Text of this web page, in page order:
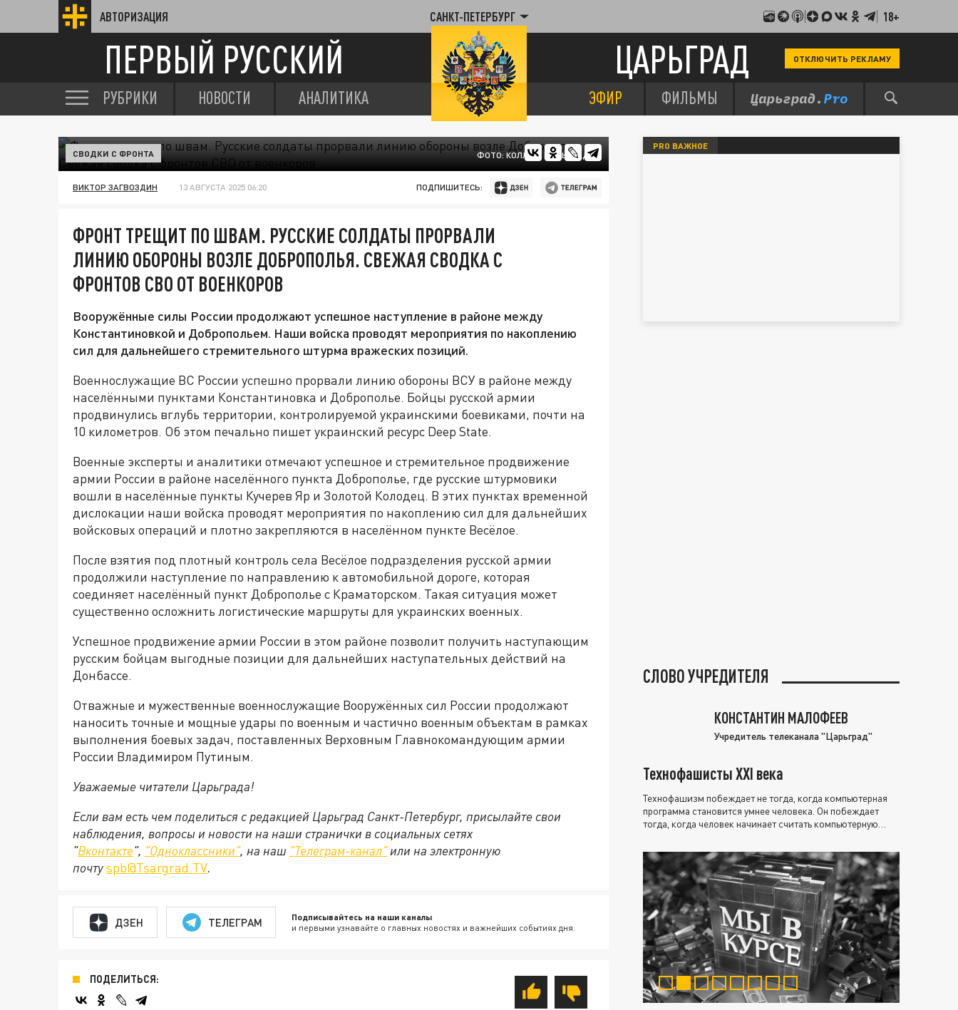
АВТОРИЗАЦИЯ САНКТ-ПЕТЕРБУРГ 18+
ПЕРВЫЙ РУССКИЙ ЦАРЬГРАД ОТКЛЮЧИТЬ РЕКЛАМУ
РУБРИКИ НОВОСТИ АНАЛИТИКА ЭФИР ФИЛЬМЫ
ФОТО: КОЛЛАЖ ЦАРЬГРАДА
СВОДКИ С ФРОНТА
ВИКТОР ЗАГВОЗДИН 13 АВГУСТА 2025 06:20 ПОДПИШИТЕСЬ:
ФРОНТ ТРЕЩИТ ПО ШВАМ. РУССКИЕ СОЛДАТЫ ПРОРВАЛИ
ЛИНИЮ ОБОРОНЫ ВОЗЛЕ ДОБРОПОЛЬЯ. СВЕЖАЯ СВОДКА С
ФРОНТОВ СВО ОТ ВОЕНКОРОВ
Вооружённые силы России продолжают успешное наступление в районе между
Константиновкой и Добропольем. Наши войска проводят мероприятия по накоплению
сил для дальнейшего стремительного штурма вражеских позиций.
Военнослужащие ВС России успешно прорвали линию обороны ВСУ в районе между
населёнными пунктами Константиновка и Доброполье. Бойцы русской армии
продвинулись вглубь территории, контролируемой украинскими боевиками, почти на
10 километров. Об этом печально пишет украинский ресурс Deep State.
Военные эксперты и аналитики отмечают успешное и стремительное продвижение
армии России в районе населённого пункта Доброполье, где русские штурмовики
вошли в населённые пункты Кучерев Яр и Золотой Колодец. В этих пунктах временной
дислокации наши войска проводят мероприятия по накоплению сил для дальнейших
войсковых операций и плотно закрепляются в населённом пункте Весёлое.
После взятия под плотный контроль села Весёлое подразделения русской армии
продолжили наступление по направлению к автомобильной дороге, которая
соединяет населённый пункт Доброполье с Краматорском. Такая ситуация может
существенно осложнить логистические маршруты для украинских военных.
Успешное продвижение армии России в этом районе позволит получить наступающим
русским бойцам выгодные позиции для дальнейших наступательных действий на
Донбассе.
Отважные и мужественные военнослужащие Вооружённых сил России продолжают
наносить точные и мощные удары по военным и частично военным объектам в рамках
выполнения боевых задач, поставленных Верховным Главнокомандующим армии
России Владимиром Путиным.
Уважаемые читатели Царьграда!
Если вам есть чем поделиться с редакцией Царьград Санкт-Петербург, присылайте свои
наблюдения, вопросы и новости на наши странички в социальных сетях
"Вконтакте", "Одноклассники", на наш "Телеграм-канал"или на электронную
почтуspb@Tsargrad.TV.
ДЗЕН ТЕЛЕГРАМ Подписывайтесь на наши каналы
и первыми узнавайте о главных новостях и важнейших событиях дня.
ПОДЕЛИТЬСЯ:
PRO ВАЖНОЕ
СЛОВО УЧРЕДИТЕЛЯ
КОНСТАНТИН МАЛОФЕЕВ
Учредитель телеканала "Царьград"
Технофашисты XXI века
Технофашизм побеждает не тогда, когда компьютерная
программа становится умнее человека. Он побеждает
тогда, когда человек начинает считать компьютерную